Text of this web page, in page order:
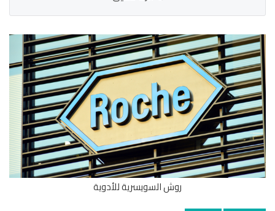
روش السويسرية للأدوية